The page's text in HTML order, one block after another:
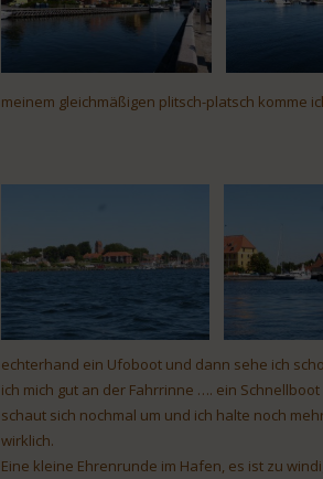
meinem gleichmäßigen plitsch-platsch komme
echterhand ein Ufoboot und dann sehe ich
ich mich gut an der Fahrrinne …. ein
schaut sich nochmal um und ich halte noch
wirklich.
Eine kleine Ehrenrunde im Hafen, es ist zu